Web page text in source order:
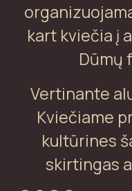
kart kviečia į
Dūmų
Vertinante
Kviečiame
kultūrines
skirtingas